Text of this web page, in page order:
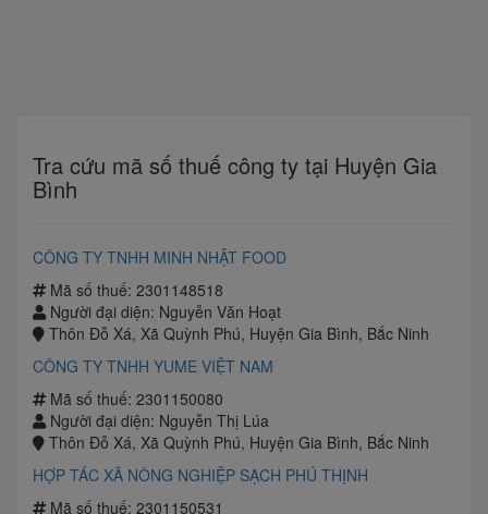
Tra cứu mã số thuế công ty tại Huyện Gia
Bình
CÔNG TY TNHH MINH NHẬT FOOD
Mã số thuế: 2301148518
Người đại diện: Nguyễn Văn Hoạt
Thôn Đỗ Xá, Xã Quỳnh Phú, Huyện Gia Bình, Bắc Ninh
CÔNG TY TNHH YUME VIỆT NAM
Mã số thuế: 2301150080
Người đại diện: Nguyễn Thị Lúa
Thôn Đỗ Xá, Xã Quỳnh Phú, Huyện Gia Bình, Bắc Ninh
HỢP TÁC XÃ NÔNG NGHIỆP SẠCH PHÚ THỊNH
Mã số thuế: 2301150531